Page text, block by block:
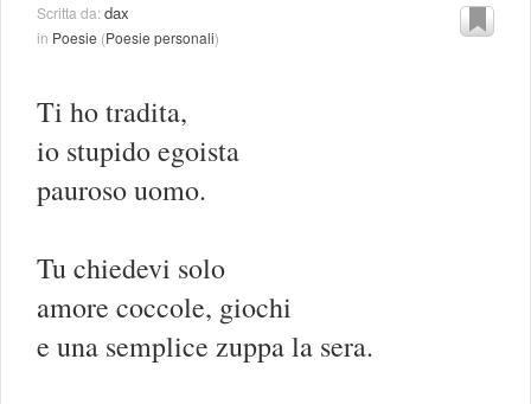
Scritta da:dax
in Poesie (Poesie personali)
Ti ho tradita,
io stupido egoista
pauroso uomo.
Tu chiedevi solo
amore coccole, giochi
e una semplice zuppa la sera.